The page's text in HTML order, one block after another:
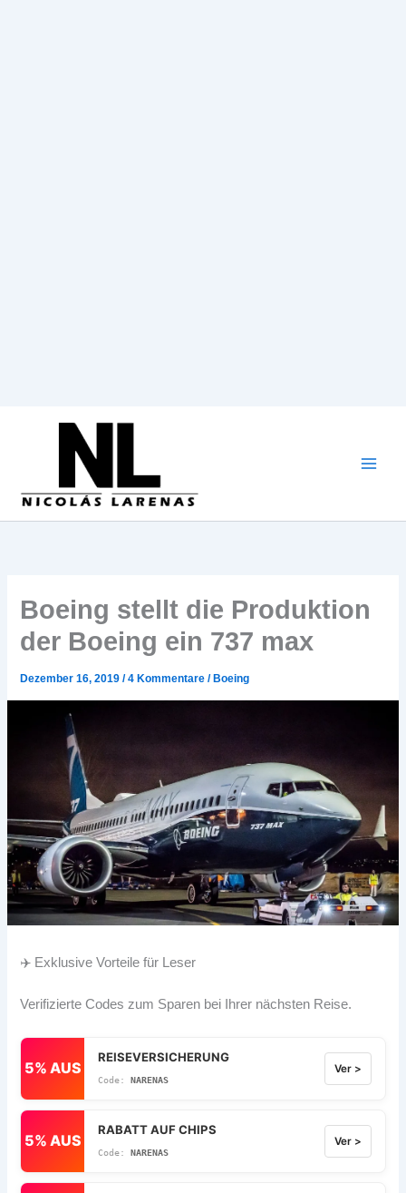
Boeing stellt die Produktion
der Boeing ein 737 max
Dezember 16, 2019/4 Kommentare / Boeing
✈️ Exklusive Vorteile für Leser
Verifizierte Codes zum Sparen bei Ihrer nächsten Reise.
5% AUS
REISEVERSICHERUNG
NARENAS
Ver >
5% AUS
RABATT AUF CHIPS
NARENAS
Ver >